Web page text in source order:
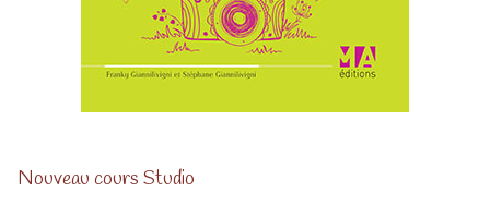
Nouveau cours Studio